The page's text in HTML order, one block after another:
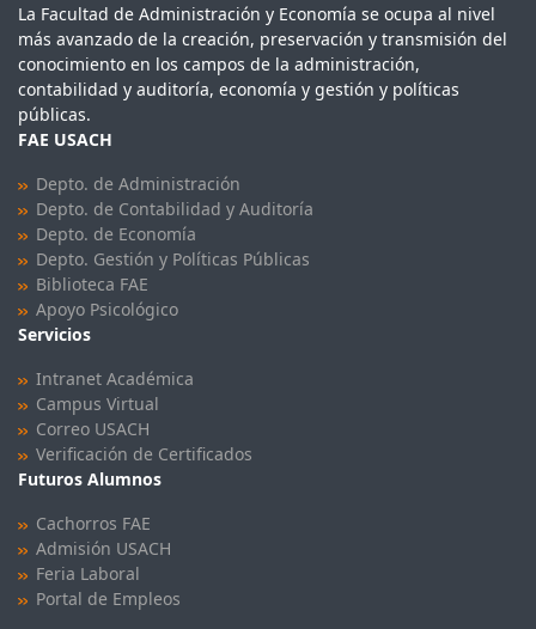
La Facultad de Administración y Economía se ocupa al nivel
más avanzado de la creación, preservación y transmisión del
conocimiento en los campos de la administración,
contabilidad y auditoría, economía y gestión y políticas
públicas.
FAE USACH
Depto. de Administración
Depto. de Contabilidad y Auditoría
Depto. de Economía
Depto. Gestión y Políticas Públicas
Biblioteca FAE
Apoyo Psicológico
Servicios
Intranet Académica
Campus Virtual
Correo USACH
Verificación de Certificados
Futuros Alumnos
Cachorros FAE
Admisión USACH
Feria Laboral
Portal de Empleos